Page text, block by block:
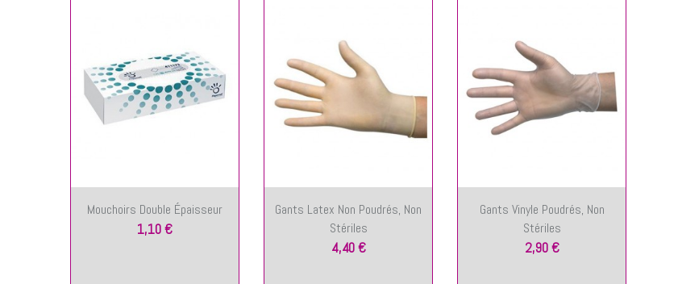
Mouchoirs Double Épaisseur
1,10 €
Gants Latex Non Poudrés, Non
Stériles
4,40 €
Gants Vinyle Poudrés, Non
Stériles
2,90 €